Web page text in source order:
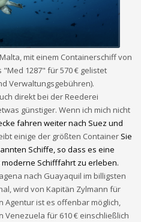
mit einem Containerschiff von
"Med 1287" für 570 € gelistet
Verwaltungsgebühren).
direkt bei der Reederei
günstiger. Wenn ich mich nicht
fahren weiter nach Suez und
einige der größten Container Sie
Schiffe, so dass es eine
Schifffahrt zu erleben.
nach Guayaquil im billigsten
wird von Kapitän Zylmann für
Agentur ist es offenbar möglich,
Venezuela für 610 € einschließlich